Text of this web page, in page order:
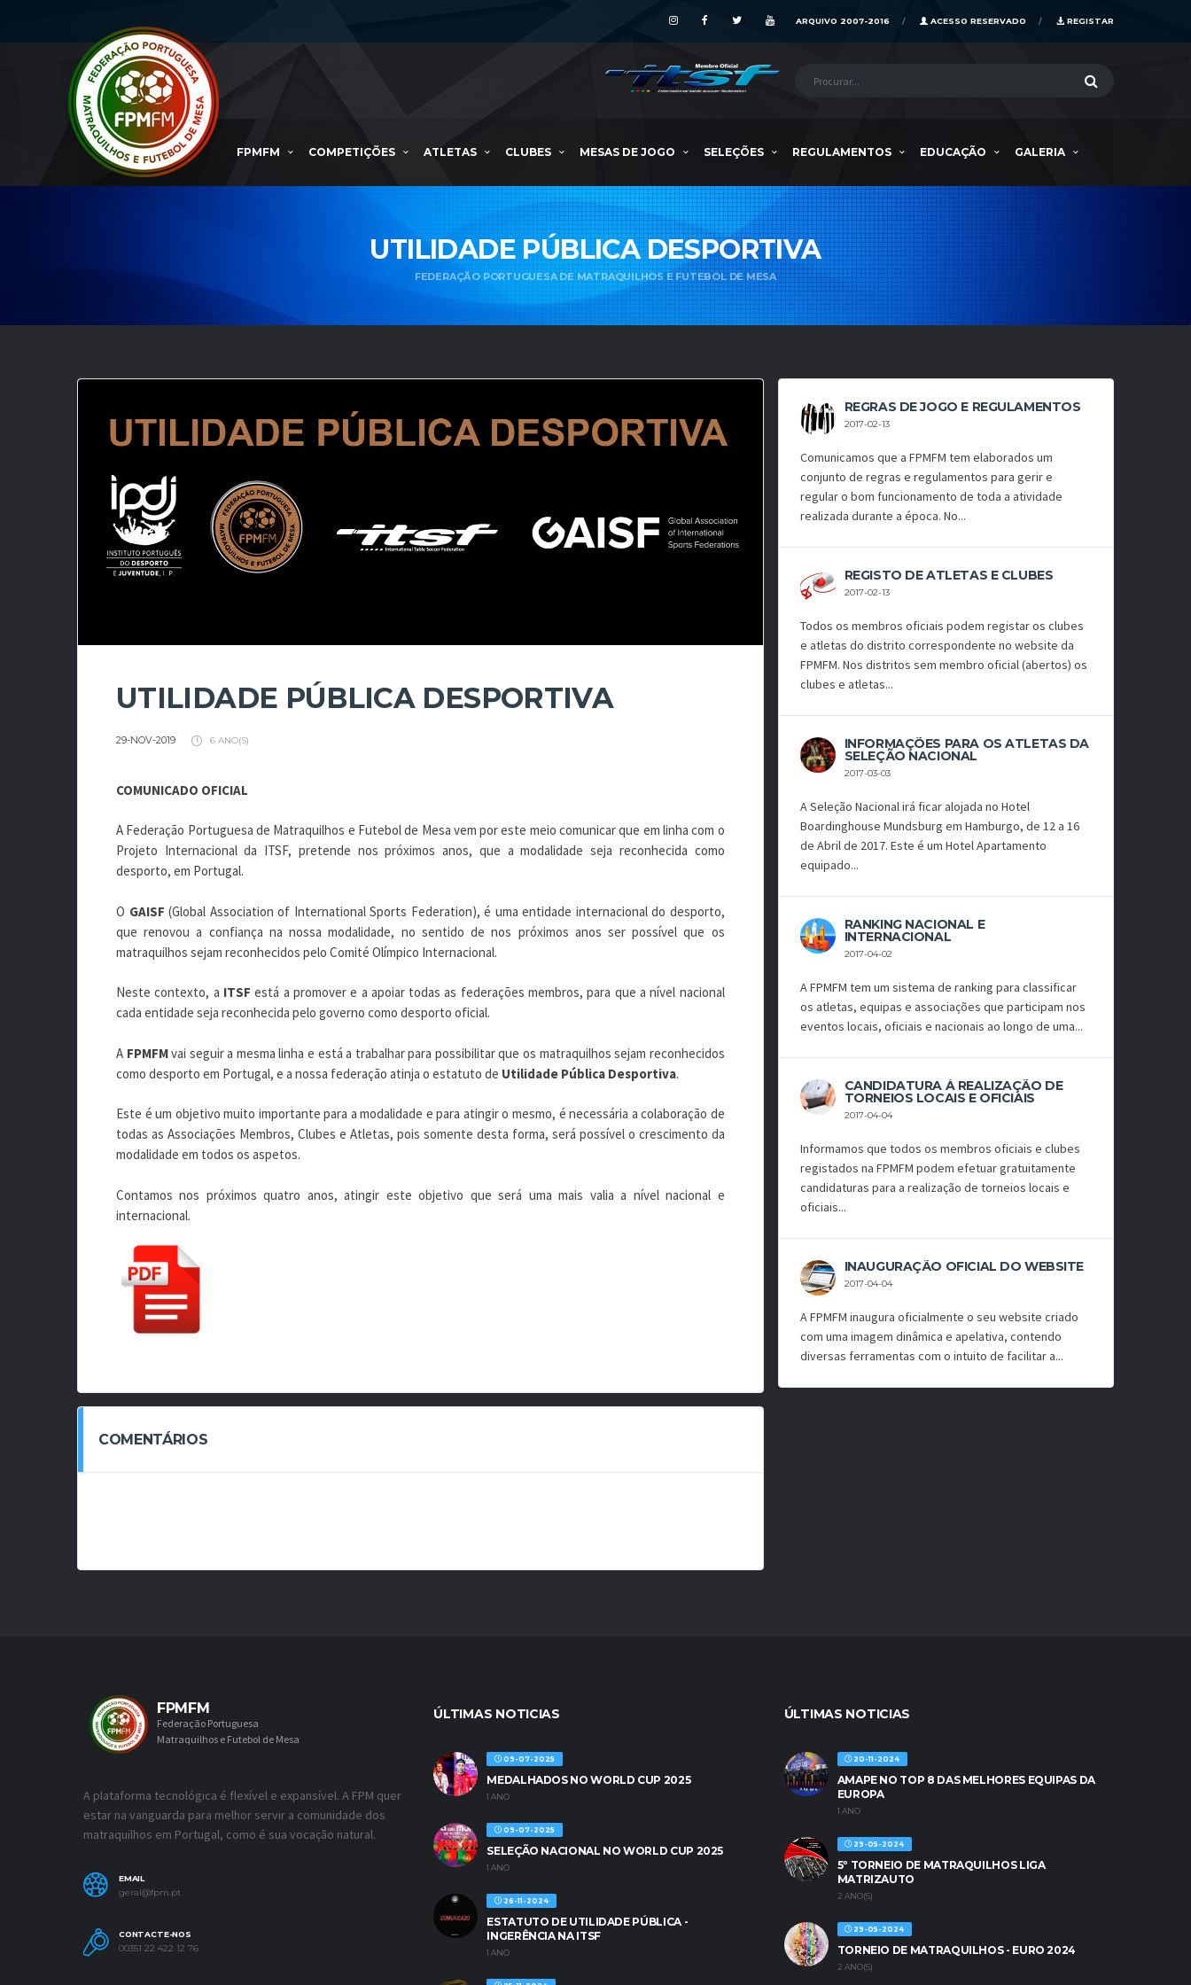
REGISTAR
ACESSO RESERVADO
ARQUIVO 2007-2016
FPMFM COMPETIÇÕES ATLETAS CLUBES MESAS DE JOGO SELEÇÕES REGULAMENTOS EDUCAÇÃO GALERIA
UTILIDADE PÚBLICA DESPORTIVA
FEDERAÇÃO PORTUGUESA DE MATRAQUILHOS E FUTEBOL DE MESA
UTILIDADE PÚBLICA DESPORTIVA
29-NOV-2019 6 ANO(S)
COMUNICADO OFICIAL
A Federação Portuguesa de Matraquilhos e Futebol de Mesa vem por este meio comunicar que em linha com o
Projeto Internacional da ITSF, pretende nos próximos anos, que a modalidade seja reconhecida como
desporto, em Portugal.
O GAISF (Global Association of International Sports Federation), é uma entidade internacional do desporto,
que renovou a confiança na nossa modalidade, no sentido de nos próximos anos ser possível que os
matraquilhos sejam reconhecidos pelo Comité Olímpico Internacional.
Neste contexto, a ITSF está a promover e a apoiar todas as federações membros, para que a nível nacional
cada entidade seja reconhecida pelo governo como desporto oficial.
A FPMFMvai seguir a mesma linha e está a trabalhar para possibilitar que os matraquilhos sejam reconhecidos
como desporto em Portugal, e a nossa federação atinja o estatuto de Utilidade Pública Desportiva.
Este é um objetivo muito importante para a modalidade e para atingir o mesmo, é necessária a colaboração de
todas as Associações Membros, Clubes e Atletas, pois somente desta forma, será possível o crescimento da
modalidade em todos os aspetos.
Contamos nos próximos quatro anos, atingir este objetivo que será uma mais valia a nível nacional e
internacional.
COMENTÁRIOS
REGRAS DE JOGO E REGULAMENTOS
2017-02-13
Comunicamos que a FPMFM tem elaborados um
conjunto de regras e regulamentos para gerir e
regular o bom funcionamento de toda a atividade
realizada durante a época. No...
REGISTO DE ATLETAS E CLUBES
2017-02-13
Todos os membros oficiais podem registar os clubes
e atletas do distrito correspondente no website da
FPMFM. Nos distritos sem membro oficial (abertos) os
clubes e atletas...
INFORMAÇÕES PARA OS ATLETAS DA
SELEÇÃO NACIONAL
2017-03-03
A Seleção Nacional irá ficar alojada no Hotel
Boardinghouse Mundsburg em Hamburgo, de 12 a 16
de Abril de 2017. Este é um Hotel Apartamento
equipado...
RANKING NACIONAL E
INTERNACIONAL
2017-04-02
A FPMFM tem um sistema de ranking para classificar
os atletas, equipas e associações que participam nos
eventos locais, oficiais e nacionais ao longo de uma...
CANDIDATURA À REALIZAÇÃO DE
TORNEIOS LOCAIS E OFICIAIS
2017-04-04
Informamos que todos os membros oficiais e clubes
registados na FPMFM podem efetuar gratuitamente
candidaturas para a realização de torneios locais e
oficiais...
INAUGURAÇÃO OFICIAL DO WEBSITE
2017-04-04
A FPMFM inaugura oficialmente o seu website criado
com uma imagem dinâmica e apelativa, contendo
diversas ferramentas com o intuito de facilitar a...
FPMFM
Federação Portuguesa
Matraquilhos e Futebol de Mesa
A plataforma tecnológica é flexível e expansível. A FPM quer
estar na vanguarda para melhor servir a comunidade dos
matraquilhos em Portugal, como é sua vocação natural.
EMAIL
geral@fpm.pt
CONTACTE-NOS
00351 22 422 12 76
ÚLTIMAS NOTICIAS
09-07-2025
MEDALHADOS NO WORLD CUP 2025
1 ANO
09-07-2025
SELEÇÃO NACIONAL NO WORLD CUP 2025
1 ANO
26-11-2024
ESTATUTO DE UTILIDADE PÚBLICA -
INGERÊNCIA NA ITSF
1 ANO
ÚLTIMAS NOTICIAS
20-11-2024
AMAPE NO TOP 8 DAS MELHORES EQUIPAS DA
EUROPA
1 ANO
29-05-2024
5º TORNEIO DE MATRAQUILHOS LIGA
MATRIZAUTO
2 ANO(S)
29-05-2024
TORNEIO DE MATRAQUILHOS - EURO 2024
2 ANO(S)